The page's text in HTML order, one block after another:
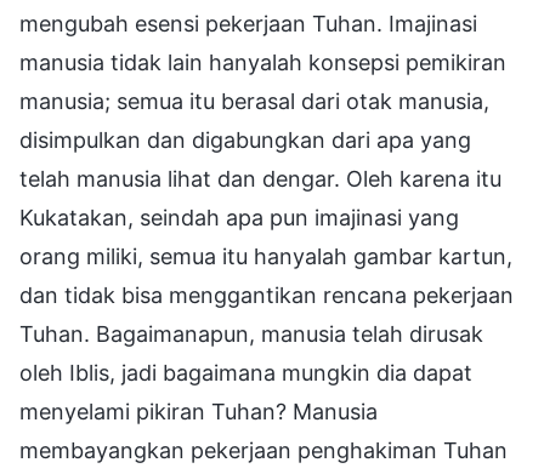
mengubah esensi pekerjaan Tuhan. Imajinasi
manusia tidak lain hanyalah konsepsi pemikiran
manusia; semua itu berasal dari otak manusia,
disimpulkan dan digabungkan dari apa yang
telah manusia lihat dan dengar. Oleh karena itu
Kukatakan, seindah apa pun imajinasi yang
orang miliki, semua itu hanyalah gambar kartun,
dan tidak bisa menggantikan rencana pekerjaan
Tuhan. Bagaimanapun, manusia telah dirusak
oleh Iblis, jadi bagaimana mungkin dia dapat
menyelami pikiran Tuhan? Manusia
membayangkan pekerjaan penghakiman Tuhan